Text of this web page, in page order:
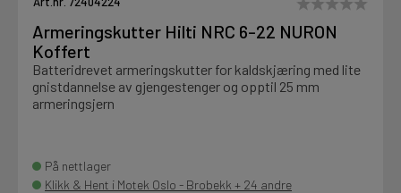
Tjenester
Prosjekter
Armeringskutter Hilti NRC 6-22 NURON
Koffert
Batteridrevet armeringskutter for kaldskjæring med lite
gnistdannelse av gjengestenger og opptil 25 mm
armeringsjern
På nettlager
Klikk & Hent i Motek Oslo - Brobekk + 24 andre